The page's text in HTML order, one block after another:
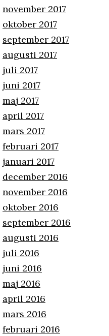
november 2017
oktober 2017
september 2017
augusti 2017
juli 2017
juni 2017
maj 2017
april 2017
mars 2017
februari 2017
januari 2017
december 2016
november 2016
oktober 2016
september 2016
augusti 2016
juli 2016
juni 2016
maj 2016
april 2016
mars 2016
februari 2016